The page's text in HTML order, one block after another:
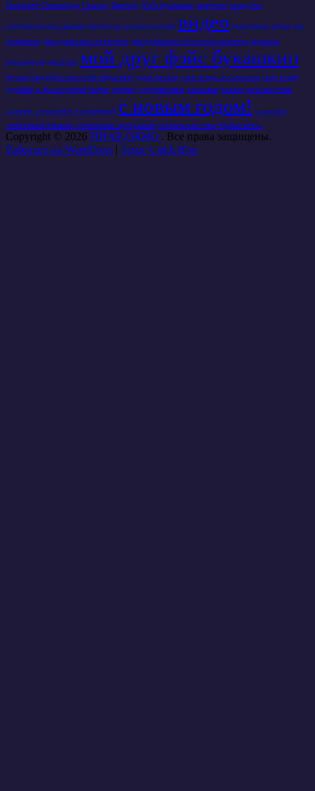
Познания Олимпиада Счастье Твиттер Фэйс Букашкин аккаунты анекдоты
антикризисный спецназ беспредел взаимопомощь видео выживание звуки как
правильно как правильно почистить как правильно почистить монитор кризисы
кроссворды мелодии мой друг фэйс букашкин
музыка недобросовестный маркетинг одна кнопка окно в мир воспитания окно в мир
дружбы п-ф-география пофиг пофигу путешествия рассылки роняет роза лепестки
словарь терминов и сокращений с новым годом!
социалка
социальная реклама социальные программы социальные сети чёрная метка
Copyright © 2026 ПИАР-ОКНО . Все права защищены.
Работает на WordPress | Тема: Catch Box